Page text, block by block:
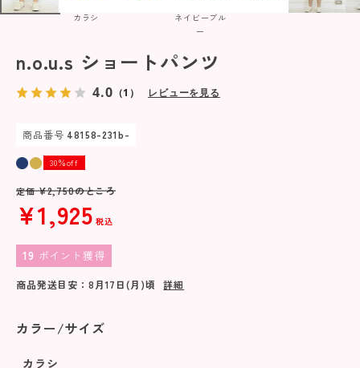
カラシ
ネイビーブル
ー
n.o.u.s ショートパンツ
4.0 （1） レビューを見る
商品番号 48158-231b-
30％off
定価 ¥2,750のところ
¥1,925 税込
19 ポイント獲得
商品発送目安： 8月17日(月)頃 詳細
カラー/サイズ
カラシ